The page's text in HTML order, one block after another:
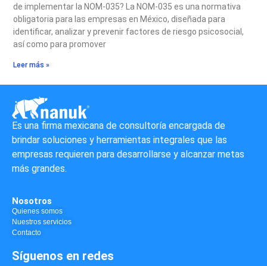
de implementar la NOM-035? La NOM-035 es una normativa
obligatoria para las empresas en México, diseñada para
identificar, analizar y prevenir factores de riesgo psicosocial,
así como para promover
Leer más »
Es una firma mexicana de consultoría encargada de
brindar soluciones y herramientas integrales que las
empresas requieren para desarrollarse y alcanzar metas
más grandes.
Nosotros
Quienes somos
Nuestros servicios
Contacto
Síguenos en redes